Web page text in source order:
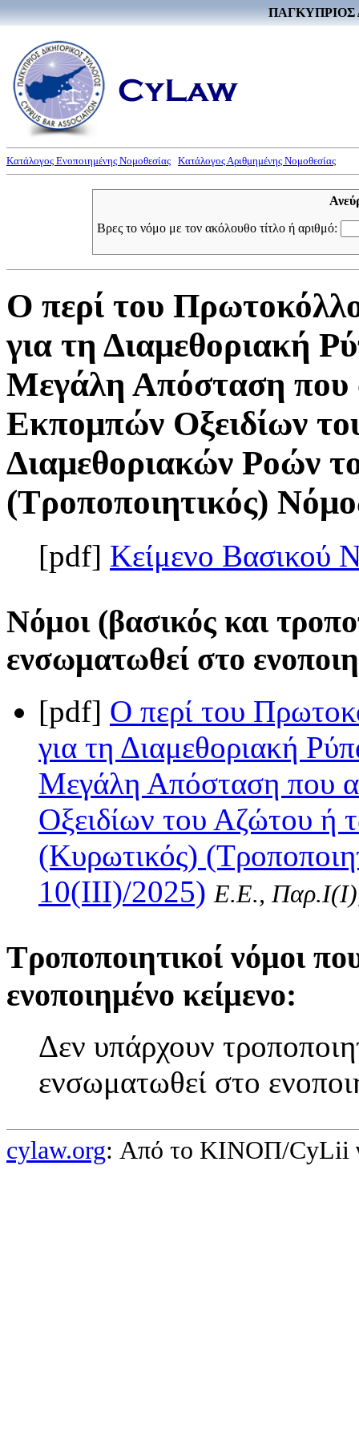
ΠΑΓΚΥΠΡΙΟΣ
Κατάλογος Ενοποιημένης Νομοθεσίας Κατάλογος Αριθμημένης Νομοθεσίας
Βρες το νόμο με τον ακόλουθο τίτλο ή αριθμό:
Ο περί του
για τη Διαμεθοριακή
Μεγάλη Απόσταση που
Εκπομπών Οξειδίων
Διαμεθοριακών Ροών
(Τροποποιητικός)
[pdf] Κείμενο Βασικού
Νόμοι (βασικός και
ενσωματωθεί στο
[pdf] Ο περί του
για τη Διαμεθοριακή
Μεγάλη Απόσταση που
Οξειδίων του Αζώτου ή
(Κυρωτικός)
10(III)/2025) Ε.Ε.,
Τροποποιητικοί νόμοι
ενοποιημένο κείμενο:
Δεν υπάρχουν
ενσωματωθεί στο
cylaw.org: Από το ΚΙΝOΠ/CyLii